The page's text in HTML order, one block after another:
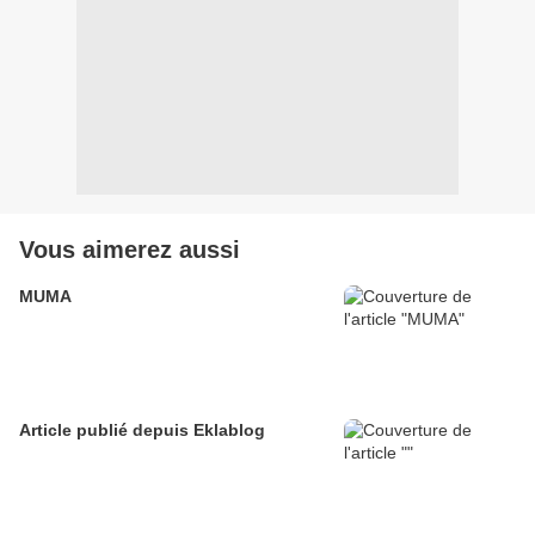
Vous aimerez aussi
MUMA
Article publié depuis Eklablog